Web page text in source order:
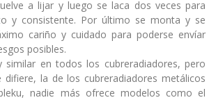
a lijar y luego se laca dos veces para
y consistente. Por último se monta y se
cariño y cuidado para poderse envíar
posibles.
similar en todos los cubreradiadores, pero
difiere, la de los cubreradiadores metálicos
nadie más ofrece modelos como el